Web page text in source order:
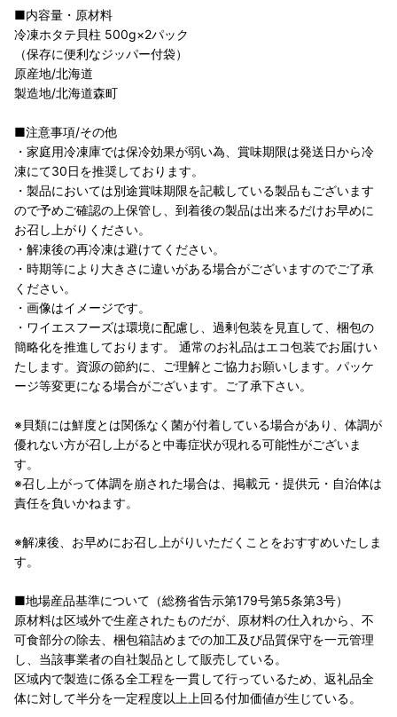
■内容量・原材料
冷凍ホタテ貝柱 500g×2パック
（保存に便利なジッパー付袋）
原産地/北海道
製造地/北海道森町
■注意事項/その他
・家庭用冷凍庫では保冷効果が弱い為、賞味期限は発送日から冷
凍にて30日を推奨しております。
・製品においては別途賞味期限を記載している製品もございます
ので予めご確認の上保管し、到着後の製品は出来るだけお早めに
お召し上がりください。
・解凍後の再冷凍は避けてください。
・時期等により大きさに違いがある場合がございますのでご了承
ください。
・画像はイメージです。
・ワイエスフーズは環境に配慮し、過剰包装を見直して、梱包の
簡略化を推進しております。 通常のお礼品はエコ包装でお届けい
たします。資源の節約に、ご理解とご協力お願いします。パッケ
ージ等変更になる場合がございます。ご了承下さい。
※貝類には鮮度とは関係なく菌が付着している場合があり、体調が
優れない方が召し上がると中毒症状が現れる可能性がございま
す。
※召し上がって体調を崩された場合は、掲載元・提供元・自治体は
責任を負いかねます。
※解凍後、お早めにお召し上がりいただくことをおすすめいたしま
す。
■地場産品基準について（総務省告示第179号第5条第3号）
原材料は区域外で生産されたものだが、原材料の仕入れから、不
可食部分の除去、梱包箱詰めまでの加工及び品質保守を一元管理
し、当該事業者の自社製品として販売している。
区域内で製造に係る全工程を一貫して行っているため、返礼品全
体に対して半分を一定程度以上上回る付加価値が生じている。